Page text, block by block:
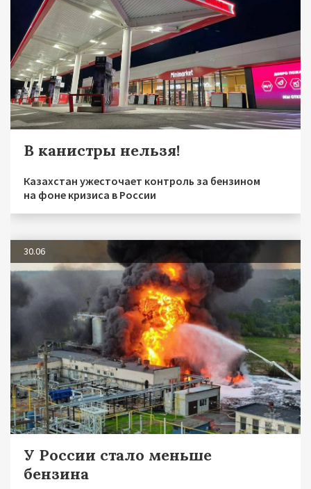
В канистры нельзя!
Казахстан ужесточает контроль за бензином
на фоне кризиса в России
30.06
У России стало меньше
бензина